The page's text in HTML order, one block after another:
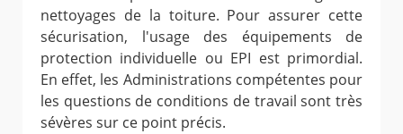
nettoyages de la toiture. Pour assurer cette
sécurisation, l'usage des équipements de
protection individuelle ou EPI est primordial.
En effet, les Administrations compétentes pour
les questions de conditions de travail sont très
sévères sur ce point précis.